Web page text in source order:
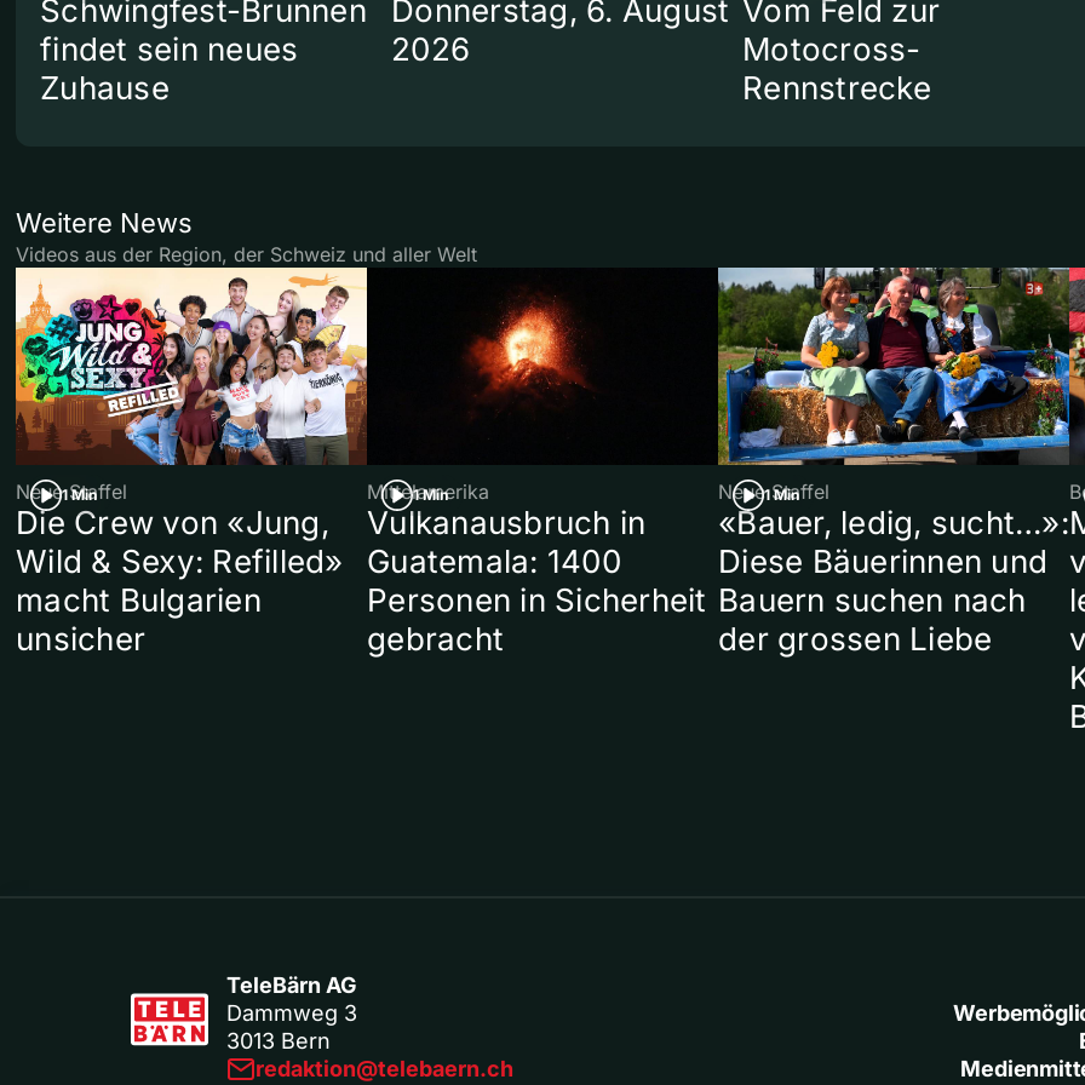
Schwingfest-Brunnen
findet sein neues
Zuhause
Donnerstag, 6. August
2026
Vom Feld zur
Motocross-
Rennstrecke
Weitere News
Videos aus der Region, der Schweiz und aller Welt
1 Min
Neue Staffel
Die Crew von «Jung,
Wild & Sexy: Refilled»
macht Bulgarien
unsicher
1 Min
Mittelamerika
Vulkanausbruch in
Guatemala: 1400
Personen in Sicherheit
gebracht
1 Min
Neue Staffel
«Bauer, ledig, sucht…»:
Diese Bäuerinnen und
Bauern suchen nach
der grossen Liebe
TeleBärn AG
Dammweg 3
3013 Bern
redaktion@telebaern.ch